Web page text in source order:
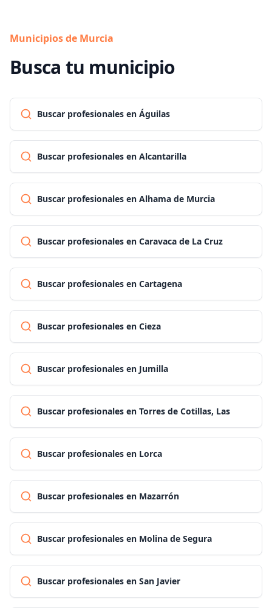
Municipios de Murcia
Busca tu municipio
Buscar profesionales en Águilas
Buscar profesionales en Alcantarilla
Buscar profesionales en Alhama de Murcia
Buscar profesionales en Caravaca de La Cruz
Buscar profesionales en Cartagena
Buscar profesionales en Cieza
Buscar profesionales en Jumilla
Buscar profesionales en Torres de Cotillas, Las
Buscar profesionales en Lorca
Buscar profesionales en Mazarrón
Buscar profesionales en Molina de Segura
Buscar profesionales en San Javier